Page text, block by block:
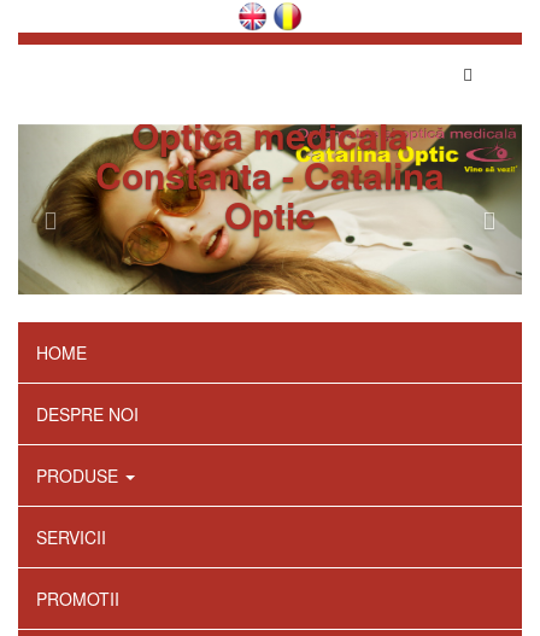
Optica medicala
Constanta - Catalina
Optic
HOME
DESPRE NOI
PRODUSE
SERVICII
PROMOTII